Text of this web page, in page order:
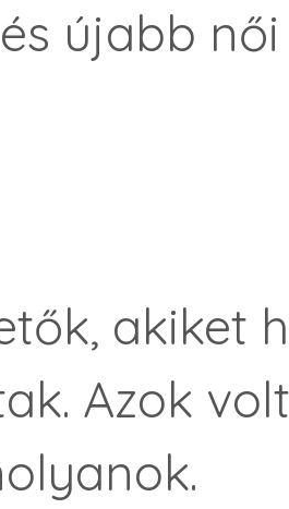
újabb
akiket
Azok